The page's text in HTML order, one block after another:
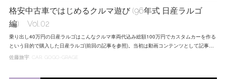
格安中古車ではじめるクルマ遊び (96年式 日産ラルゴ
編) Vol.02
乗り出し40万円の日産ラルゴはこんなクルマ車両代込み総額100万円でカスタムカーを作る
という目的で購入した日産ラルゴ(前回の記事を参照)。当初は動画コンテンツとして記事…
佐藤旅宇 CAR GOGO-GRAGE